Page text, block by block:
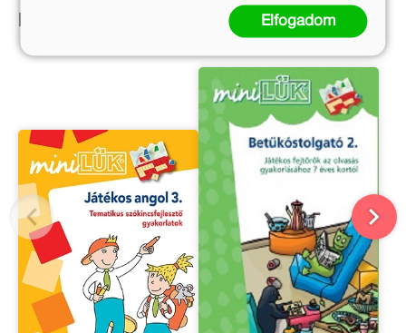
Elfogadom